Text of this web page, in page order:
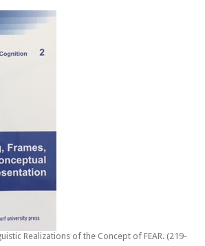
Realizations of the Concept of FEAR. (219-